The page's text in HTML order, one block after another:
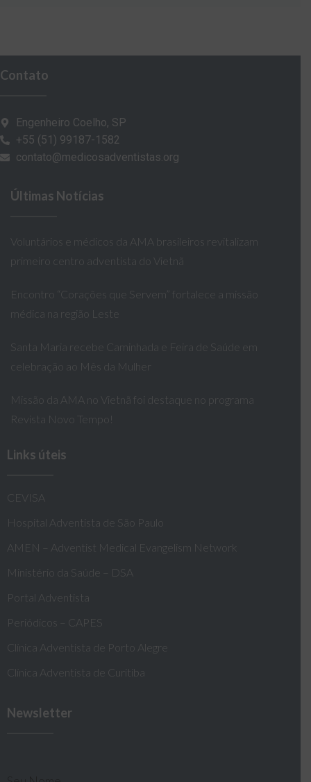
Contato
Engenheiro Coelho, SP
+55 (51) 99187-1582
contato@medicosadventistas.org
Últimas Notícias
Voluntários e médicos da AMA brasileiros revitalizam
primeiro centro adventista do Vietnã
Encontro “Corações que Servem” fortalece a missão
médica na região Leste
Santa Maria recebe Caminhada e Feira de Saúde em
celebração ao Mês da Mulher
Missão da AMA no Vietnã foi destaque no programa
Revista Novo Tempo!
Links úteis
CEVISA
Hospital Adventista de São Paulo
AMEN – Adventist Medical Evangelism Network
Ministério da Saúde – DSA
Portal Adventista
Periódicos – CAPES
Clínica Adventista de Porto Alegre
Clínica Adventista de Curitiba
Newsletter